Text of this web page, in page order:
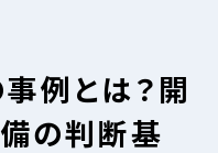
例とは？開
の判断基